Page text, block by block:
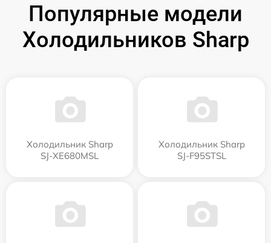
Популярные модели
Холодильников Sharp
Холодильник Sharp
SJ-XE680MSL
Холодильник Sharp
SJ-F95STSL